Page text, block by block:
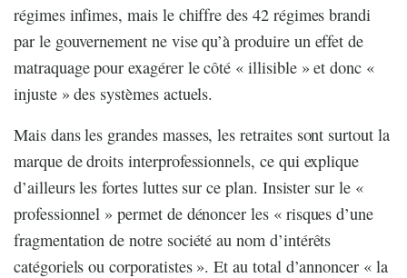
régimes infimes, mais le chiffre des 42 régimes brandi
par le gouvernement ne vise qu’à produire un effet de
matraquage pour exagérer le côté « illisible » et donc «
injuste » des systèmes actuels.
Mais dans les grandes masses, les retraites sont surtout la
marque de droits interprofessionnels, ce qui explique
d’ailleurs les fortes luttes sur ce plan. Insister sur le «
professionnel » permet de dénoncer les « risques d’une
fragmentation de notre société au nom d’intérêts
catégoriels ou corporatistes ». Et au total d’annoncer « la